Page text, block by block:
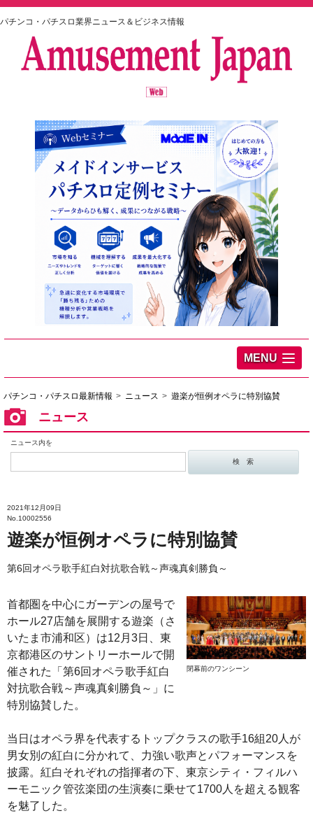
パチンコ・パチスロ業界ニュース＆ビジネス情報
MENU
パチンコ・パチスロ最新情報 ニュース 遊楽が恒例オペラに特別協賛
ニュース
ニュース内を
2021年12月09日
No.10002556
遊楽が恒例オペラに特別協賛
第6回オペラ歌手紅白対抗歌合戦～声魂真剣勝負～
閉幕前のワンシーン
首都圏を中心にガーデンの屋号で
ホール27店舗を展開する遊楽（さ
いたま市浦和区）は12月3日、東
京都港区のサントリーホールで開
催された「第6回オペラ歌手紅白
対抗歌合戦～声魂真剣勝負～」に
特別協賛した。
当日はオペラ界を代表するトップクラスの歌手16組20人が
男女別の紅白に分かれて、力強い歌声とパフォーマンスを
披露。紅白それぞれの指揮者の下、東京シティ・フィルハ
ーモニック管弦楽団の生演奏に乗せて1700人を超える観客
を魅了した。